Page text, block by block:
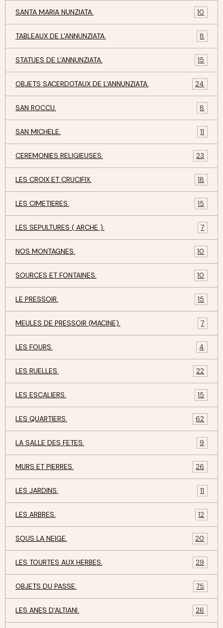
SANTA MARIA NUNZIATA. 10
TABLEAUX DE L'ANNUNZIATA. 8
STATUES DE L'ANNUNZIATA. 15
OBJETS SACERDOTAUX DE L'ANNUNZIATA. 24
SAN ROCCU. 8
SAN MICHELE. 11
CEREMONIES RELIGIEUSES. 23
LES CROIX ET CRUCIFIX. 18
LES CIMETIERES. 15
LES SEPULTURES ( ARCHE ). 7
NOS MONTAGNES. 10
SOURCES ET FONTAINES. 10
LE PRESSOIR. 15
MEULES DE PRESSOIR (MACINE). 7
LES FOURS. 4
LES RUELLES. 22
LES ESCALIERS. 15
LES QUARTIERS. 62
LA SALLE DES FETES. 9
MURS ET PIERRES. 26
LES JARDINS. 11
LES ARBRES. 12
SOUS LA NEIGE. 20
LES TOURTES AUX HERBES. 29
OBJETS DU PASSE. 75
LES ANES D'ALTIANI. 26